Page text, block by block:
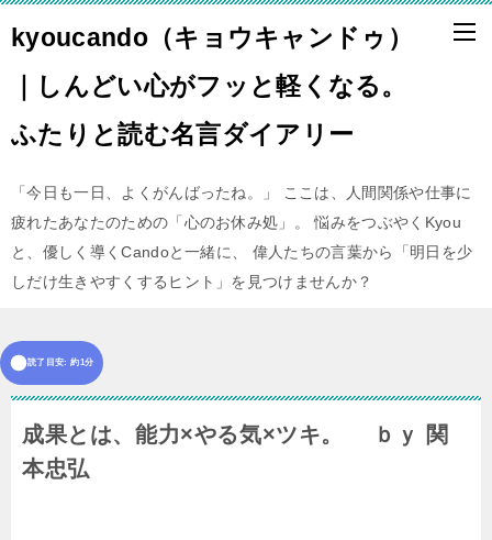
kyoucando（キョウキャンドゥ）
｜しんどい心がフッと軽くなる。
ふたりと読む名言ダイアリー
「今日も一日、よくがんばったね。」 ここは、人間関係や仕事に
疲れたあなたのための「心のお休み処」。 悩みをつぶやくKyou
と、優しく導くCandoと一緒に、 偉人たちの言葉から「明日を少
しだけ生きやすくするヒント」を見つけませんか？
読了目安: 約1分
成果とは、能力×やる気×ツキ。 ｂｙ 関
本忠弘